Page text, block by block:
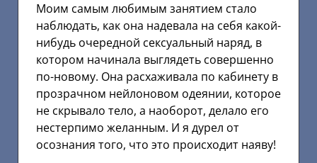
Моим самым любимым занятием стало
наблюдать, как она надевала на себя какой-
нибудь очередной сексуальный наряд, в
котором начинала выглядеть совершенно
по-новому. Она расхаживала по кабинету в
прозрачном нейлоновом одеянии, которое
не скрывало тело, а наоборот, делало его
нестерпимо желанным. И я дурел от
осознания того, что это происходит наяву!